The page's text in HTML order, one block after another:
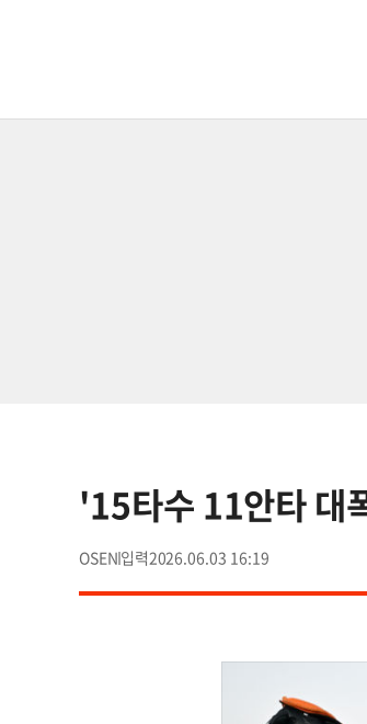
'15타수 11안타 대
OSEN 2026.06.03 16:19